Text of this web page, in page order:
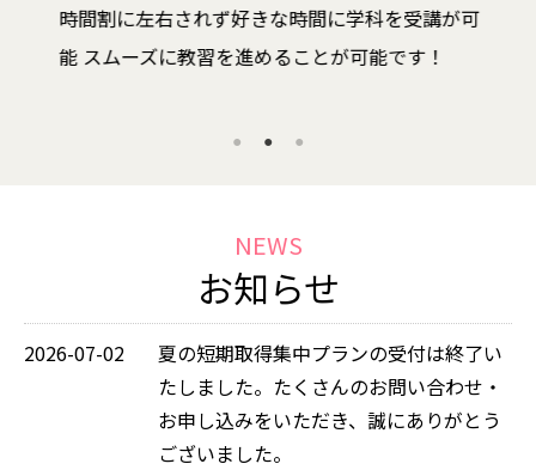
時間割に左右されず好きな時間に学科を受講が可
能スムーズに教習を進めることが可能です！
NEWS
お知らせ
2026-07-02
夏の短期取得集中プランの受付は終了い
たしました。たくさんのお問い合わせ・
お申し込みをいただき、誠にありがとう
ございました。